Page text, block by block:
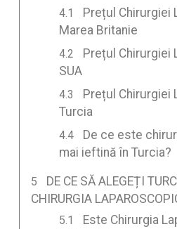
Prețul Chirurgiei
Marea Britanie
Prețul Chirurgiei
SUA
Prețul Chirurgiei
Turcia
De ce este
mai ieftină în Turcia?
DE CE SĂ ALEGEȚI
CHIRURGIA
Este Chirurgia